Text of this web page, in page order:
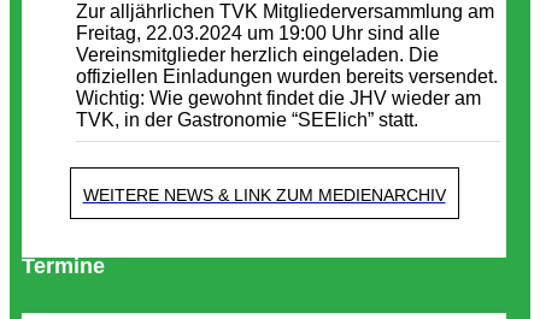
Zur alljährlichen TVK Mitgliederversammlung am
Freitag, 22.03.2024 um 19:00 Uhr sind alle
Vereinsmitglieder herzlich eingeladen. Die
offiziellen Einladungen wurden bereits versendet.
Wichtig: Wie gewohnt findet die JHV wieder am
TVK, in der Gastronomie “SEElich” statt.
WEITERE NEWS & LINK ZUM MEDIENARCHIV
Termine